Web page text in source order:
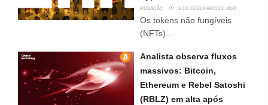
REDAÇÃO 19 DE DEZEMBRO DE 2023
Os tokens não fungíveis
(NFTs)...
Analista observa fluxos
massivos: Bitcoin,
Ethereum e Rebel Satoshi
(RBLZ) em alta após